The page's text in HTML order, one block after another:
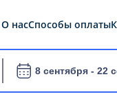
О насСпособы оплаты
8 сентября - 22